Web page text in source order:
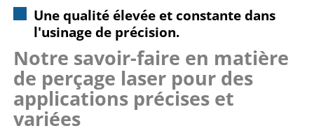
Une qualité élevée et constante dans
l'usinage de précision.
Notre savoir-faire en matière
de perçage laser pour des
applications précises et
variées